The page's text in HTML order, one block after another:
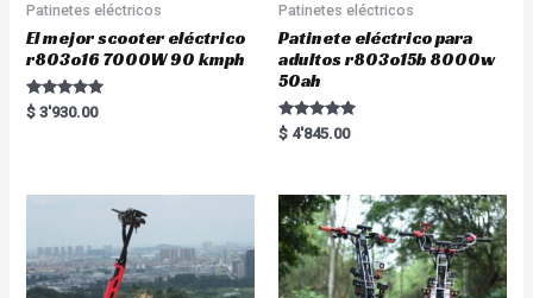
Patinetes eléctricos
El mejor scooter eléctrico
r803o16 7000W 90 kmph
Rated
5.00
$ 3'930.00
Patinetes eléctricos
Patinete eléctrico para
adultos r803o15b 8000w
50ah
Rated
5.00
$ 4'845.00